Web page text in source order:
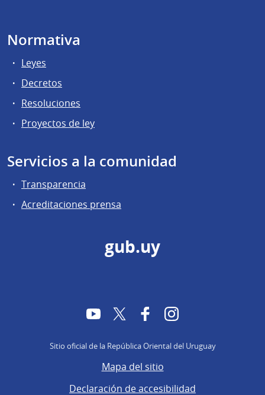
Normativa
Leyes
Decretos
Resoluciones
Proyectos de ley
Servicios a la comunidad
Transparencia
Acreditaciones prensa
gub.uy
YouTubeTwitter FacebookInstagram
Sitio oficial de la República Oriental del Uruguay
Mapa del sitio
Declaración de accesibilidad